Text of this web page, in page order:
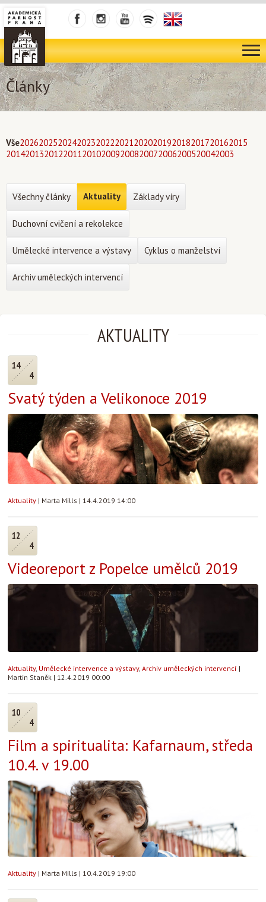
Články
Vše202620252024202320222021202020192018201720162015
201420132012201120102009200820072006200520042003
AKTUALITY
14
4
Svatý týden a Velikonoce 2019
Aktuality | Marta Mills | 14.4.2019 14:00
12
4
Videoreport z Popelce umělců 2019
Aktuality, Umělecké intervence a výstavy, Archiv uměleckých intervencí |
Martin Staněk | 12.4.2019 00:00
10
4
Film a spiritualita: Kafarnaum, středa
10.4. v 19.00
Aktuality | Marta Mills | 10.4.2019 19:00
Všechny články Aktuality Základy víry
Duchovní cvičení a rekolekce
Umělecké intervence a výstavy Cyklus o manželství
Archiv uměleckých intervencí